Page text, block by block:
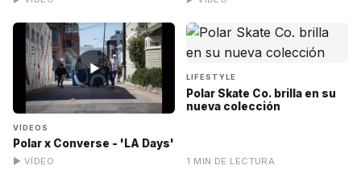
▶
VÍDEOS
Polar x Converse - 'LA Days'
▶ VÍDEO
LIFESTYLE
Polar Skate Co. brilla en su
nueva colección
1 MIN DE LECTURA